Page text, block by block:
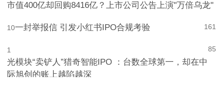
市值400亿却回购8416亿？上市公司公告上演"万倍乌龙"
161
10一封举报信 引发小红书IPO合规考验
85
1
光模块“卖铲人”猎奇智能IPO ：台数全球第一，却在中
际旭创的账上越陷越深